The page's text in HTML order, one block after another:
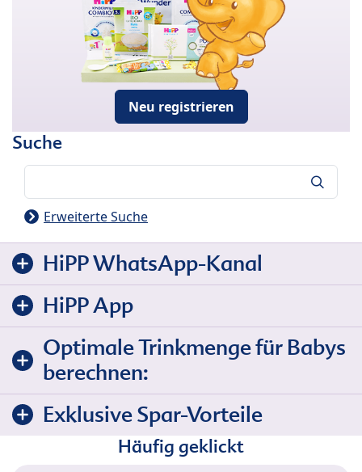
Neu registrieren
Suche
Erweiterte Suche
HiPP WhatsApp-Kanal
HiPP App
Optimale Trinkmenge für Babys
berechnen:
Exklusive Spar-Vorteile
Häufig geklickt